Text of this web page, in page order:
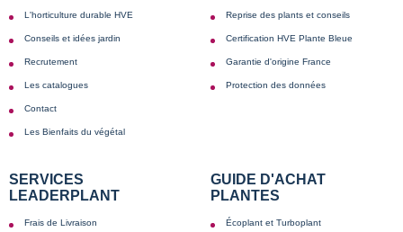
L'horticulture durable HVE
Conseils et idées jardin
Recrutement
Les catalogues
Contact
Les Bienfaits du végétal
Reprise des plants et conseils
Certification HVE Plante Bleue
Garantie d'origine France
Protection des données
SERVICES
LEADERPLANT
Frais de Livraison
GUIDE D'ACHAT
PLANTES
Écoplant et Turboplant